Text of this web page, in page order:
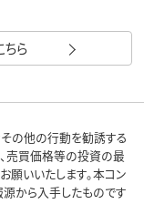
ちら
の他の行動を勧誘する
売買価格等の投資の最
願いいたします。本コン
から入手したものです